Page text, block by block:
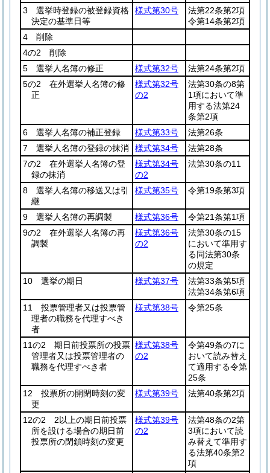
3 選挙時登録の被登録資格
決定の基準日等
様式第30号
法第22条第2項
令第14条第2項
4 削除
4の2 削除
5 選挙人名簿の修正
様式第32号
法第24条第2項
5の2 在外選挙人名簿の修
正
様式第32号
の2
法第30条の8第
1項において準
用する法第24
条第2項
6 選挙人名簿の補正登録
様式第33号
法第26条
7 選挙人名簿の登録の抹消
様式第34号
法第28条
7の2 在外選挙人名簿の登
録の抹消
様式第34号
の2
法第30条の11
8 選挙人名簿の移送又は引
継
様式第35号 令第19条第3項
9 選挙人名簿の再調製 様式第36号
令第21条第1項
9の2 在外選挙人名簿の再
調製
様式第36号
の2
法第30条の15
において準用す
る同法第30条
の規定
10 選挙の期日
様式第37号
法第33条第5項
法第34条第6項
11 投票管理者又は投票管
理者の職務を代理すべき
者
様式第38号 令第25条
11の2 期日前投票所の投票
管理者又は投票管理者の
職務を代理すべき者
様式第38号
の2
令第49条の7に
おいて読み替え
て適用する令第
25条
12 投票所の開閉時刻の変
更
様式第39号 法第40条第2項
12の2 2以上の期日前投票
所を設ける場合の期日前
投票所の閉鎖時刻の変更
様式第39号
の2
法第48条の2第
3項において読
み替えて準用す
る法第40条第2
項